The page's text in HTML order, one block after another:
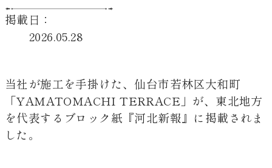
掲載日：
2026.05.28
当社が施工を手掛けた、仙台市若林区大和町
「YAMATOMACHI TERRACE」が、東北地方
を代表するブロック紙『河北新報』に掲載されま
した。